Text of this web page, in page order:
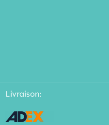
Livraison: